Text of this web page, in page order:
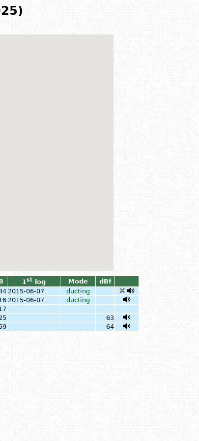
1stlog Mode
dBf
2015-06-07
ducting
2015-06-07
ducting
63
64